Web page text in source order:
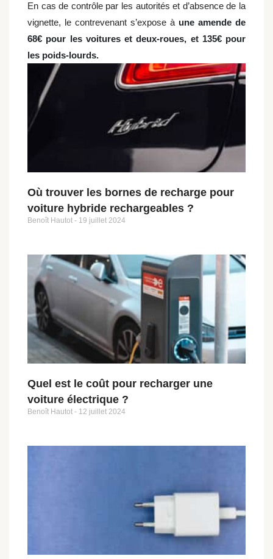
En cas de contrôle par les autorités et d’absence de la
vignette, le contrevenant s’expose à une amende de
68€ pour les voitures et deux-roues, et 135€ pour
les poids-lourds.
Où trouver les bornes de recharge pour
voiture hybride rechargeables ?
Benoît Hautot 19 juillet 2024
Quel est le coût pour recharger une
voiture électrique ?
Benoît Hautot 12 juillet 2024